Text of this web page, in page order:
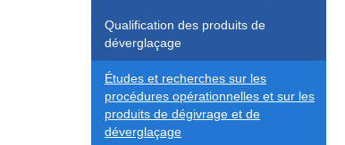
Qualification des produits de
déverglaçage
Études et recherches sur les
procédures opérationnelles et sur les
produits de dégivrage et de
déverglaçage